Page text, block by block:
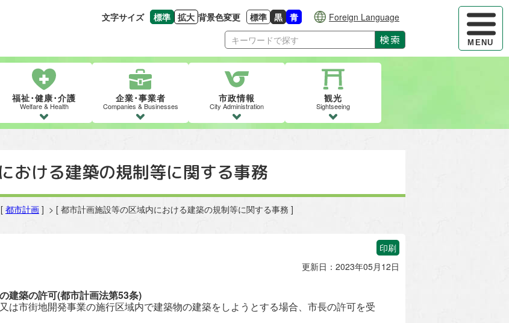
ハンバー
MENU
文字サイズ 標準
文字の大きさをもとの大きさに戻す
拡大
文字を大きくする
背景色変更 標準
背景色の変更：白
黒
背景色の変更：黒
青
背景色の変更：青
Foreign Language
検索
福祉･健康･介護
Welfare & Health
企業･事業者
Companies & Businesses
市政情報
City Administration
観光
Sightseeing
おける建築の規制等に関する事務
都市計画 ] > [ 都市計画施設等の区域内における建築の規制等に関する事務 ]
印刷
更新日：2023年05月12日
建築の許可(都市計画法第53条)
は市街地開発事業の施行区域内で建築物の建築をしようとする場合、市長の許可を受